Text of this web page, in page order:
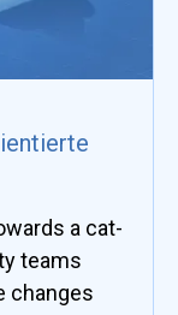
a cat-
teams
changes